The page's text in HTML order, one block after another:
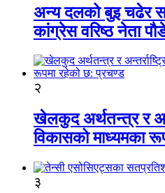
अन्य दलको बुइ चढेर
कांग्रेस वरिष्ठ नेता
२
खेलकुद अर्थतन्त्र र
विकासको माध्यमका
३